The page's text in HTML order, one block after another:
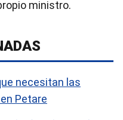
ministro.
necesitan las
Petare